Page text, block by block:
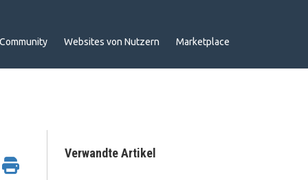
Community Websites von Nutzern Marketplace
Verwandte Artikel